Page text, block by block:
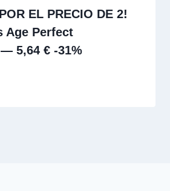
EL PRECIO DE 2!
Age Perfect
5,64 € -31%